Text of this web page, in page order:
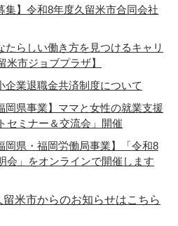
集】令和8年度久留米市合同会社
たらしい働き方を見つけるキャリ
米市ジョブプラザ】
企業退職金共済制度について
岡県事業】ママと女性の就業支援
セミナー＆交流会」開催
岡県・福岡労働局事業】「令和8
会」をオンラインで開催します
留米市からのお知らせはこちら